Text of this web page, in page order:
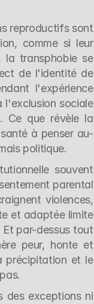
reproductifs sont
comme si leur
la transphobie se
de l'identité de
l'expérience
l'exclusion sociale
Ce que révèle la
à penser au-
politique.
souvent
parental
violences,
et adaptée limite
Et par-dessus tout
peur, honte et
précipitation et le
des exceptions ni